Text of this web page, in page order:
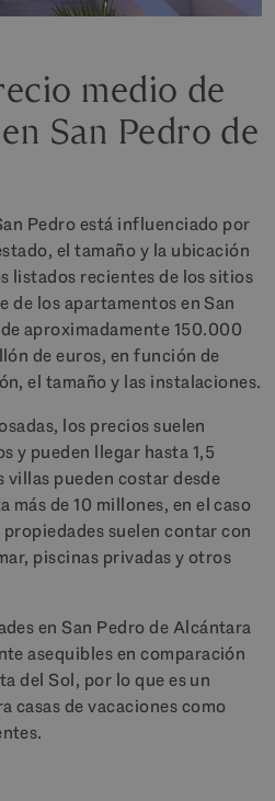
medio de
San Pedro de
Pedro está influenciado por
el tamaño y la ubicación
listados recientes de los sitios
de los apartamentos en San
aproximadamente 150.000
de euros, en función de
el tamaño y las instalaciones.
los precios suelen
y pueden llegar hasta 1,5
villas pueden costar desde
de 10 millones, en el caso
propiedades suelen contar con
piscinas privadas y otros
en San Pedro de Alcántara
asequibles en comparación
del Sol, por lo que es un
casas de vacaciones como